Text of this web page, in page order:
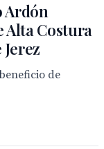
Ardón
Alta Costura
de